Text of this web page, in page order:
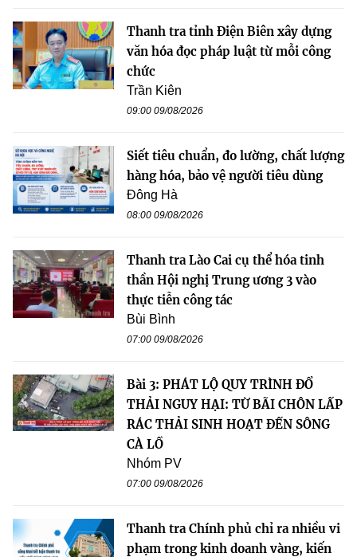
Thanh tra tỉnh Điện Biên xây dựng
văn hóa đọc pháp luật từ mỗi công
chức
Trần Kiên
09:00 09/08/2026
Siết tiêu chuẩn, đo lường, chất lượng
hàng hóa, bảo vệ người tiêu dùng
Đông Hà
08:00 09/08/2026
Thanh tra Lào Cai cụ thể hóa tinh
thần Hội nghị Trung ương 3 vào
thực tiễn công tác
Bùi Bình
07:00 09/08/2026
Bài 3: PHÁT LỘ QUY TRÌNH ĐỔ
THẢI NGUY HẠI: TỪ BÃI CHÔN LẤP
RÁC THẢI SINH HOẠT ĐẾN SÔNG
CÀ LỒ
Nhóm PV
07:00 09/08/2026
Thanh tra Chính phủ chỉ ra nhiều vi
phạm trong kinh doanh vàng, kiến